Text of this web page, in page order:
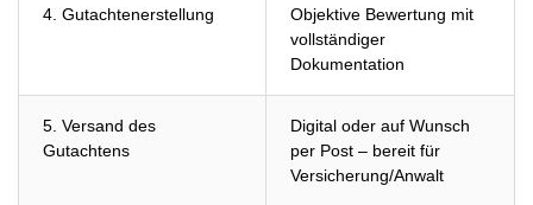
4. Gutachtenerstellung
Objektive Bewertung mit
vollständiger
Dokumentation
5. Versand des
Gutachtens
Digital oder auf Wunsch
per Post – bereit für
Versicherung/Anwalt